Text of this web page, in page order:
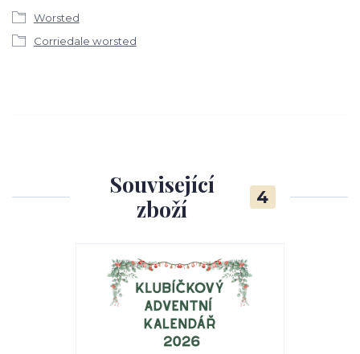
Worsted
Corriedale worsted
Související
zboží
4